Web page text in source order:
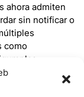
ahora admiten
sin notificar o
como
las
electrónico o